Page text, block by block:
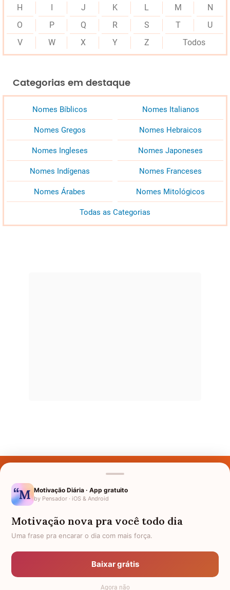
H
J K L M
N
O
P Q R S T
U
V
W X Y Z Todos
Categorias em destaque
Nomes Bíblicos Nomes Italianos
Nomes Gregos Nomes Hebraicos
Nomes Ingleses Nomes Japoneses
Nomes Indígenas Nomes Franceses
Nomes Árabes Nomes Mitológicos
Todas as Categorias
Nomes pelo Mundo
Política de Privacidade
Anuncie
Motivação Diária · App gratuito
by Pensador · iOS & Android
Motivação nova pra você todo dia
Uma frase pra encarar o dia com mais força.
Baixar grátis
Agora não